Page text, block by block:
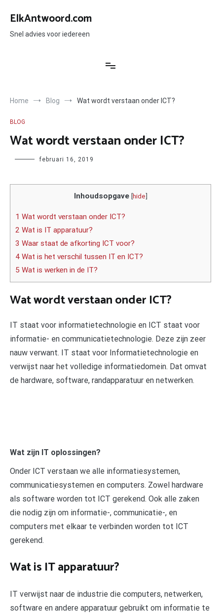
naar
inhoud
ElkAntwoord.com
Snel advies voor iedereen
Home Blog Wat wordt verstaan onder ICT?
BLOG
Wat wordt verstaan onder ICT?
Author februari 16, 2019
Inhoudsopgave [hide]
1 Wat wordt verstaan onder ICT?
2 Wat is IT apparatuur?
3 Waar staat de afkorting ICT voor?
4 Wat is het verschil tussen IT en ICT?
5 Wat is werken in de IT?
Wat wordt verstaan onder ICT?
IT staat voor informatietechnologie en ICT staat voor
informatie- en communicatietechnologie. Deze zijn zeer
nauw verwant. IT staat voor Informatietechnologie en
verwijst naar het volledige informatiedomein. Dat omvat
de hardware, software, randapparatuur en netwerken.
Wat zijn IT oplossingen?
Onder ICT verstaan we alle informatiesystemen,
communicatiesystemen en computers. Zowel hardware
als software worden tot ICT gerekend. Ook alle zaken
die nodig zijn om informatie-, communicatie-, en
computers met elkaar te verbinden worden tot ICT
gerekend.
Wat is IT apparatuur?
IT verwijst naar de industrie die computers, netwerken,
software en andere apparatuur gebruikt om informatie te